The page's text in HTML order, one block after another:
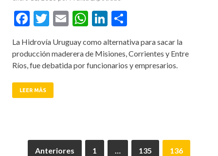
Facebook
Twitter
EmailWhatsApp
LinkedIn
La Hidrovía Uruguay como alternativa para sacar la
producción maderera de Misiones, Corrientes y Entre
Ríos, fue debatida por funcionarios y empresarios.
LEER MÁS
Anteriores 1 … 135 136